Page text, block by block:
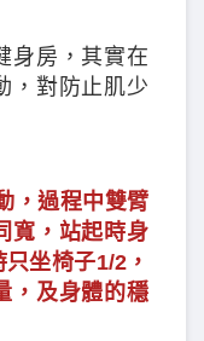
身房，其實在
，對防止肌少
，過程中雙臂
寬，站起時身
坐椅子1/2，
，及身體的穩